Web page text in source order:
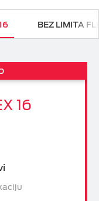
BEZ LIMITA
16